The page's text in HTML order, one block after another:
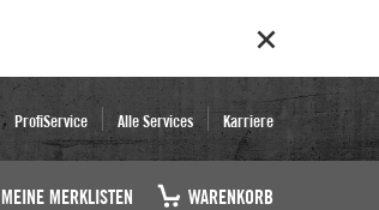
ProfiService Alle Services Karriere
MEINE MERKLISTEN WARENKORB